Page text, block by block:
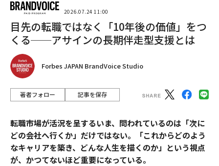
2026.07.24 11:00
目先の転職ではなく「10年後の価値」をつ
くる──アサインの長期伴走型支援とは
Forbes JAPAN BrandVoice Studio
著者フォロー 記事を保存
転職市場が活況を呈するいま、問われているのは「次に
どの会社へ行くか」だけではない。「これからどのよう
なキャリアを築き、どんな人生を描くのか」という視点
が、かつてないほど重要になっている。